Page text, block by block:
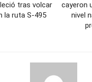
tras volcar
la ruta S-495
cayeron
nivel